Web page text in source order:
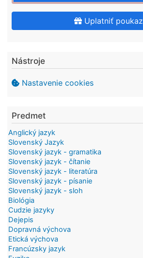
Uplatniť poukaz
Nástroje
Nastavenie cookies
Predmet
Anglický jazyk
Slovenský Jazyk
Slovenský jazyk - gramatika
Slovenský jazyk - čítanie
Slovenský jazyk - literatúra
Slovenský jazyk - písanie
Slovenský jazyk - sloh
Biológia
Cudzie jazyky
Dejepis
Dopravná výchova
Etická výchova
Francúzsky jazyk